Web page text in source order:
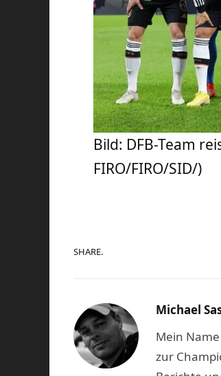
Bild: DFB-Team
FIRO/FIRO/SID/)
SHARE.
Michael
Mein
zur